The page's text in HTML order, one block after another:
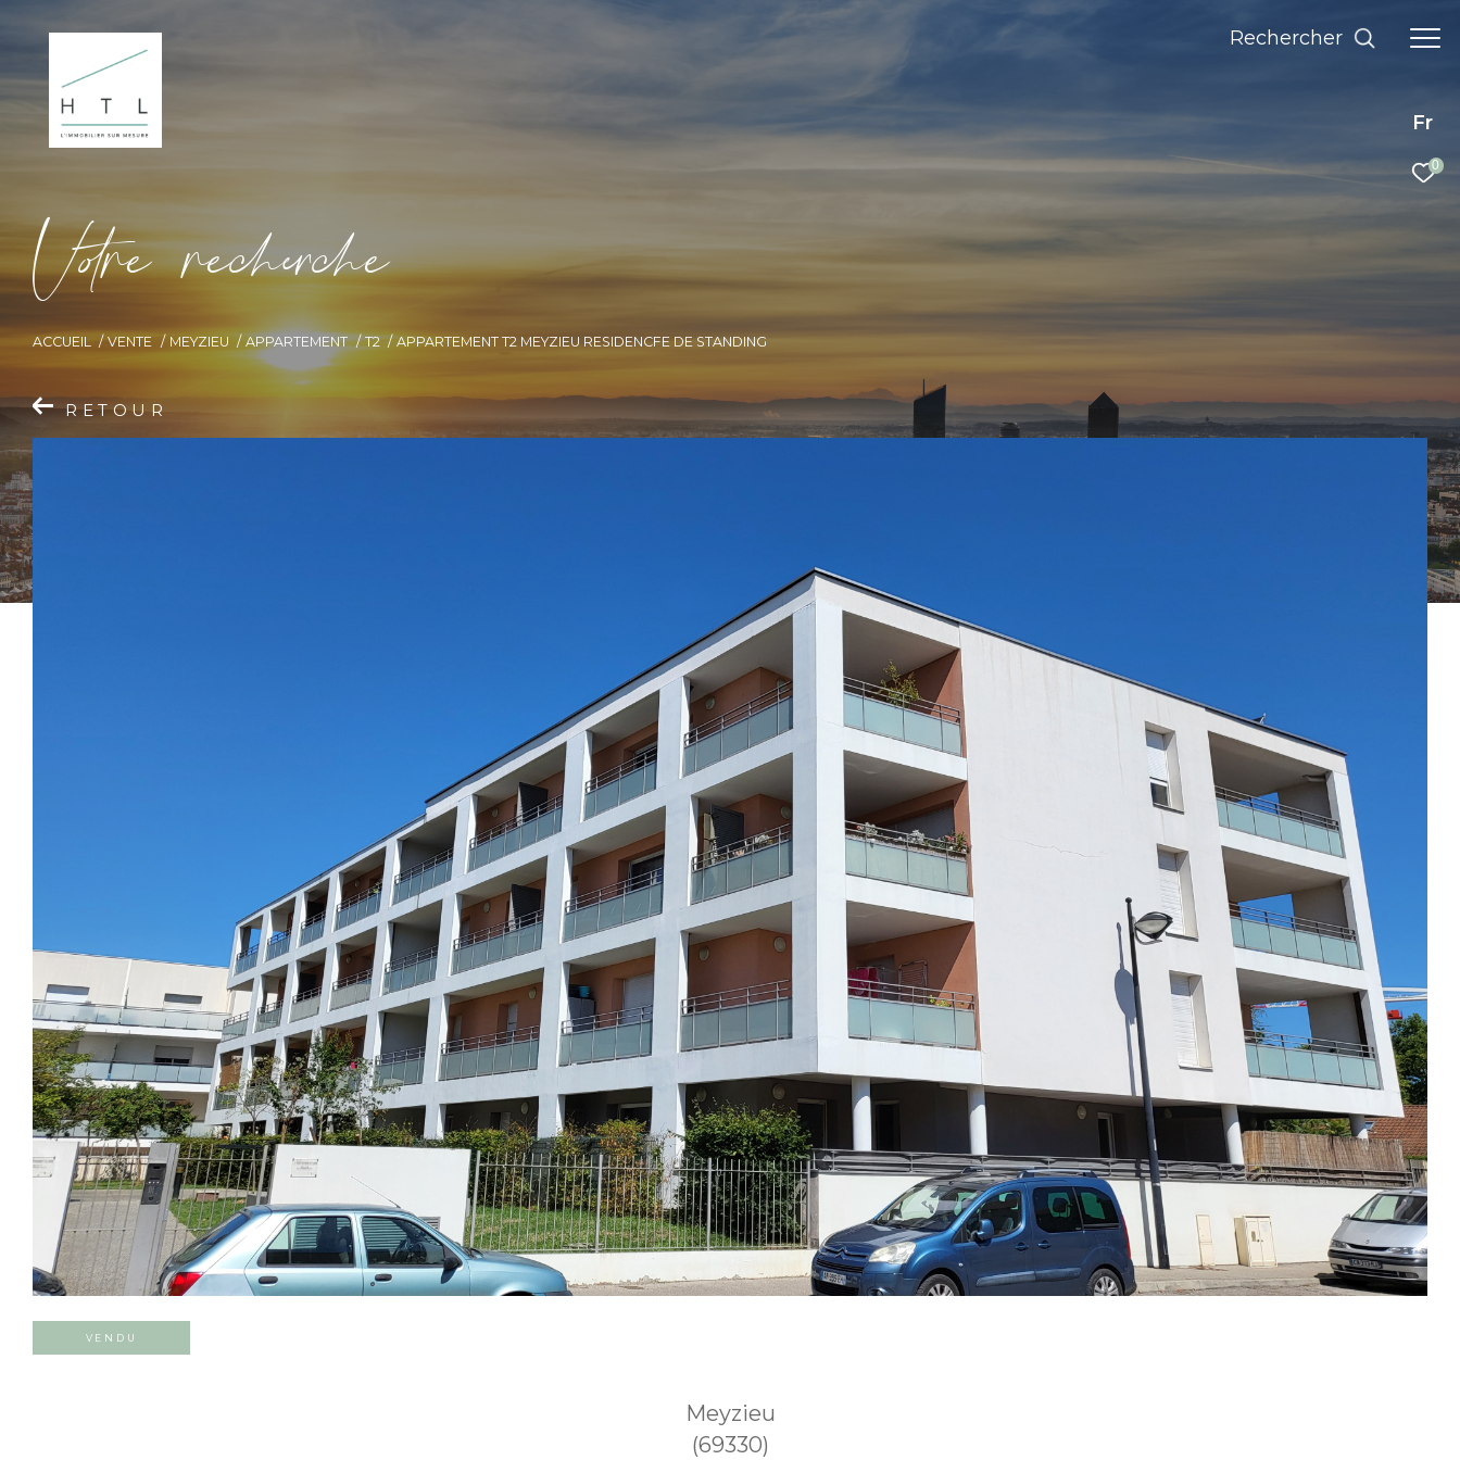
Fr
0
rechercher
Vore recece
ACCUEIL VENTE MEYZIEU APPARTEMENT T2 APPARTEMENT T2 MEYZIEU RESIDENCFE DE STANDING
RETOUR
VENDU
Meyzieu
(69330)